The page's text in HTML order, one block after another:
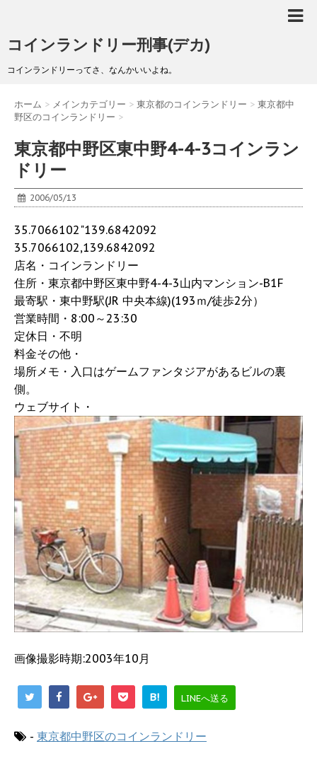
コインランドリー刑事(デカ)
コインランドリーってさ、なんかいいよね。
ホーム > メインカテゴリー > 東京都のコインランドリー > 東京都中
野区のコインランドリー >
東京都中野区東中野4-4-3コインラン
ドリー
2006/05/13
35.7066102"139.6842092
35.7066102,139.6842092
店名・コインランドリー
住所・東京都中野区東中野4-4-3山内マンション-B1F
最寄駅・東中野駅(JR 中央本線)(193ｍ/徒歩2分）
営業時間・8:00～23:30
定休日・不明
料金その他・
場所メモ・入口はゲームファンタジアがあるビルの裏
側。
ウェブサイト・
画像撮影時期:2003年10月
B! LINEへ送る
- 東京都中野区のコインランドリー